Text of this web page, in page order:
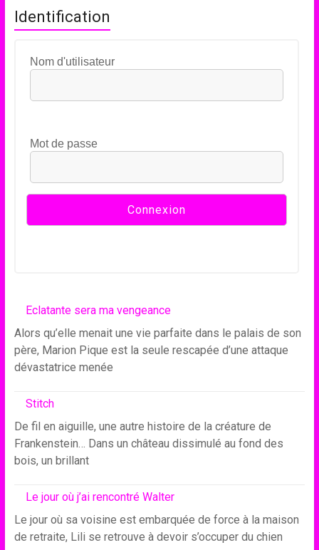
Identification
Nom d'utilisateur
Mot de passe
Eclatante sera ma vengeance
Alors qu’elle menait une vie parfaite dans le palais de son
père, Marion Pique est la seule rescapée d’une attaque
dévastatrice menée
Stitch
De fil en aiguille, une autre histoire de la créature de
Frankenstein… Dans un château dissimulé au fond des
bois, un brillant
Le jour où j’ai rencontré Walter
Le jour où sa voisine est embarquée de force à la maison
de retraite, Lili se retrouve à devoir s’occuper du chien